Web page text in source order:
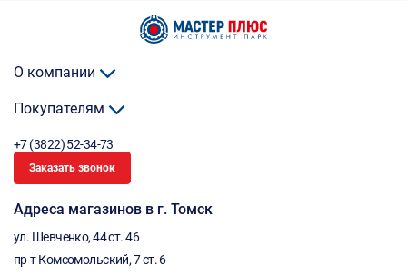
О компании
Покупателям
+7 (3822) 52-34-73
Заказать звонок
Адреса магазинов в г. Томск
ул. Шевченко, 44 ст. 46
пр-т Комсомольский, 7 ст. 6